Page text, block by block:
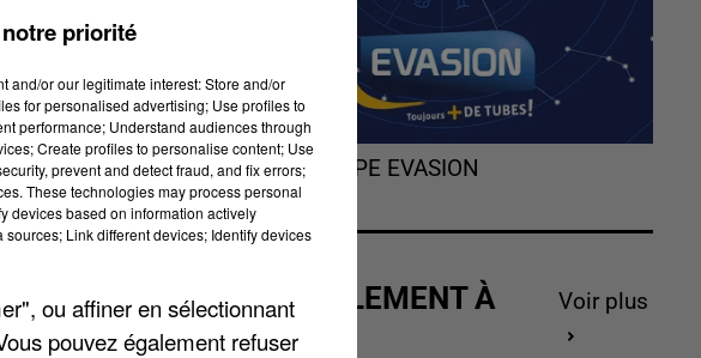
diffuse
L'HOROSCOPE EVASION
ACTUELLEMENT À
GAGNER
Voir plus
priorité
and/or our legitimate interest: Store and/or
for personalised advertising; Use profiles to
performance; Understand audiences through
Create profiles to personalise content; Use
prevent and detect fraud, and fix errors;
These technologies may process personal
devices based on information actively
Link different devices; Identify devices
ou affiner en sélectionnant
pouvez également refuser